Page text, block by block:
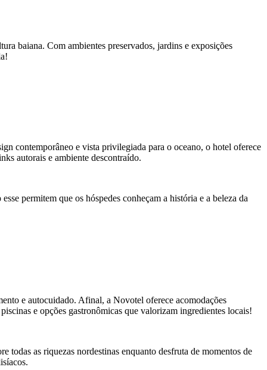
baiana. Com ambientes preservados, jardins e exposições
contemporâneo e vista privilegiada para o oceano, o hotel oferece
autorais e ambiente descontraído.
permitem que os hóspedes conheçam a história e a beleza da
e autocuidado. Afinal, a Novotel oferece acomodações
e opções gastronômicas que valorizam ingredientes locais!
as riquezas nordestinas enquanto desfruta de momentos de